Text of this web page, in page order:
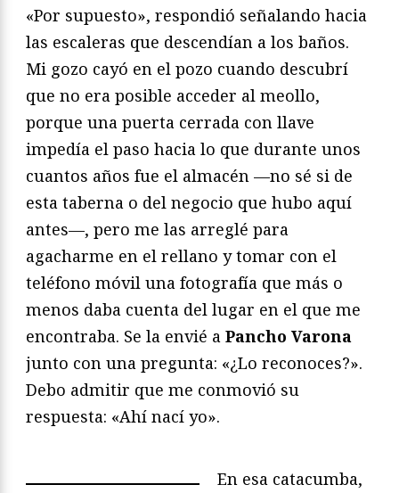
«Por supuesto», respondió señalando hacia
las escaleras que descendían a los baños.
Mi gozo cayó en el pozo cuando descubrí
que no era posible acceder al meollo,
porque una puerta cerrada con llave
impedía el paso hacia lo que durante unos
cuantos años fue el almacén —no sé si de
esta taberna o del negocio que hubo aquí
antes—, pero me las arreglé para
agacharme en el rellano y tomar con el
teléfono móvil una fotografía que más o
menos daba cuenta del lugar en el que me
encontraba. Se la envié a Pancho Varona
junto con una pregunta: «¿Lo reconoces?».
Debo admitir que me conmovió su
respuesta: «Ahí nací yo».
En esa catacumba,